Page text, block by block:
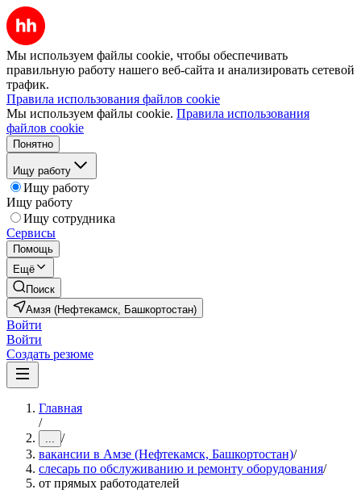
Мы используем файлы cookie, чтобы обеспечивать
правильную работу нашего веб-сайта и анализировать сетевой
трафик.
Правила использования файлов cookie
Мы используем файлы cookie. Правила использования
файлов cookie
Понятно
Ищу работу
Ищу работу
Ищу работу
Ищу сотрудника
Сервисы
Помощь
Ещё
Поиск
Амзя (Нефтекамск, Башкортостан)
Войти
Войти
Создать резюме
Главная
/
... /
вакансии в Амзе (Нефтекамск, Башкортостан)/
слесарь по обслуживанию и ремонту оборудования/
от прямых работодателей